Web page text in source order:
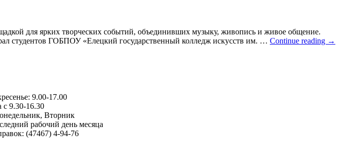
для ярких творческих событий, объединивших музыку, живопись и живое общение.
студентов ГОБПОУ «Елецкий государственный колледж искусств им. … Continue reading →
9.00-17.00
с 9.30-16.30
Вторник
рабочий день месяца
(47467) 4-94-76